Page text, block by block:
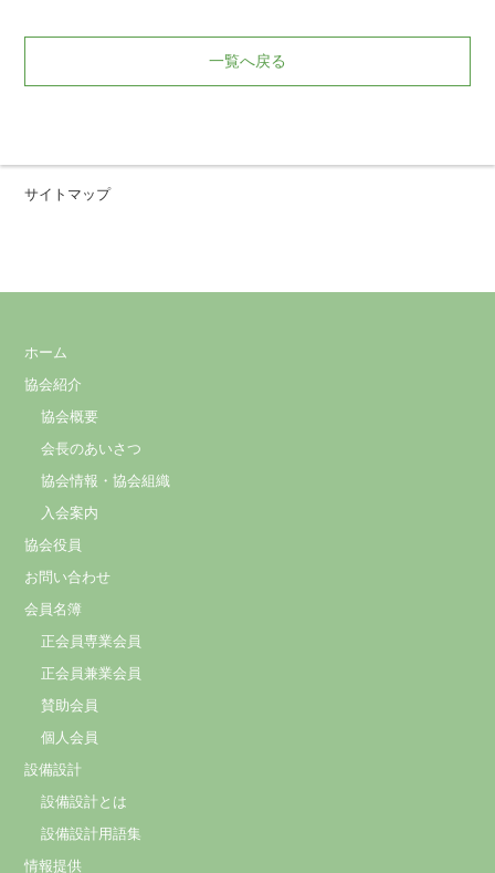
一覧へ戻る
サイトマップ
ホーム
協会紹介
協会概要
会長のあいさつ
協会情報・協会組織
入会案内
協会役員
お問い合わせ
会員名簿
正会員専業会員
正会員兼業会員
賛助会員
個人会員
設備設計
設備設計とは
設備設計用語集
情報提供